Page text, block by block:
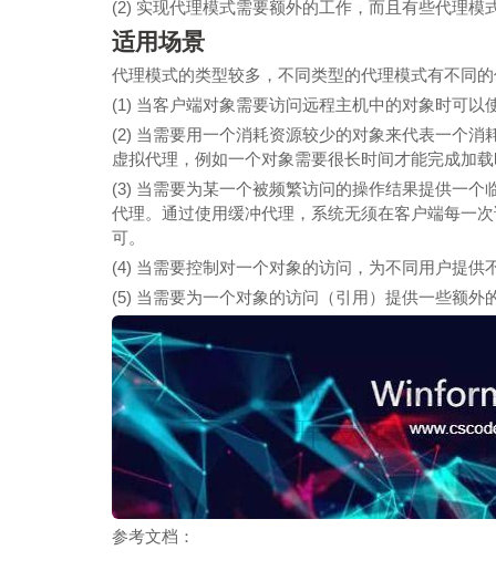
(2) 实现代理模式需要额外的工作，而且有些代理模
适用场景
代理模式的类型较多，不同类型的代理模式有不同
(1) 当客户端对象需要访问远程主机中的对象时可以
(2) 当需要用一个消耗资源较少的对象来代表一个
虚拟代理，例如一个对象需要很长时间才能完成加
(3) 当需要为某一个被频繁访问的操作结果提供一
代理。通过使用缓冲代理，系统无须在客户端每一
可。
(4) 当需要控制对一个对象的访问，为不同用户提
(5) 当需要为一个对象的访问（引用）提供一些额外
参考文档：